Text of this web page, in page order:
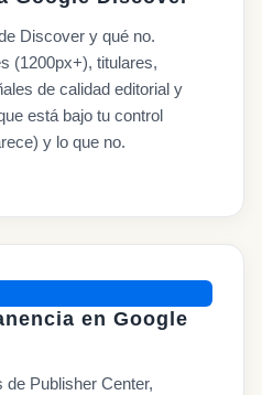
Discover y qué no.
(1200px+), titulares,
de calidad editorial y
está bajo tu control
y lo que no.
en Google
Publisher Center,